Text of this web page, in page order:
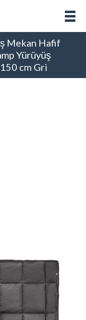
Mekan Hafif
Yürüyüş
cm Gri